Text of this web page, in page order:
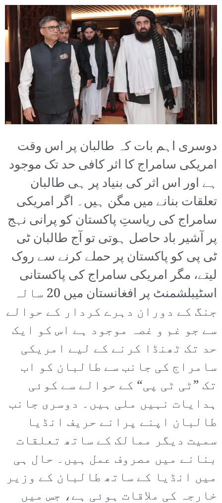
دوسری اہم بات کہ طالبان پر اس وقت
امریکی سامراج کا اثر کافی حد تک موجود
ہے اور اس اثر کی بنیاد پر ہی طالبان
تعلقات بنانے میں مگن ہیں۔ اگر امریکی
سامراج کی ریاستِ پاکستان کو پرانی نہج
پر آشیر باد حاصل ہوتی تو آج طالبان ٹی
ٹی پی کو پاکستان پر حملے کرنے سے روک
لیتے، مگر امریکی سامراج کی پاکستانی
اسٹیبلشمنٹ پر افغانستان میں 20 سالہ
جنگ کے دوران دہرے کردار کے حوالے
سے جو غم و غصہ موجود ہے اس کو ایک
حد تک ٹھنڈا کرنے کے لیے امریکی
سامراج کی جانب سے طالبان کو اب
تک ”ٹی ٹی پی“ کے حوالے سے کوئی
ہدایات نہیں ملی ہیں۔ دوسری جانب
طالبان اپنے پرانے حریف انڈیا
سمیت دیگر ممالک کے ساتھ تعلقات
بنانے میں مصروف عمل ہیں۔ حال ہی
میں انڈیا کے ساتھ طالبان کے وزیر
خارجہ کی ملاقات ہوئی ہے، جس میں